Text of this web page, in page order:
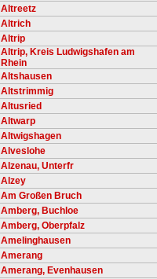
Altreetz
Altrich
Altrip
Altrip, Kreis Ludwigshafen am
Rhein
Altshausen
Altstrimmig
Altusried
Altwarp
Altwigshagen
Alveslohe
Alzenau, Unterfr
Alzey
Am Großen Bruch
Amberg, Buchloe
Amberg, Oberpfalz
Amelinghausen
Amerang
Amerang, Evenhausen